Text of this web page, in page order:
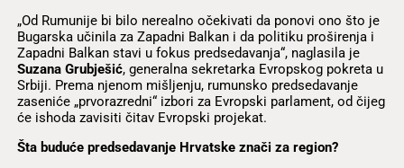
„Od Rumunije bi bilo nerealno očekivati da ponovi ono što je
Bugarska učinila za Zapadni Balkan i da politiku proširenja i
Zapadni Balkan stavi u fokus predsedavanja“, naglasila je
Suzana Grubješić, generalna sekretarka Evropskog pokreta u
Srbiji. Prema njenom mišljenju, rumunsko predsedavanje
zaseniće „prvorazredni“ izbori za Evropski parlament, od čijeg
će ishoda zavisiti čitav Evropski projekat.
Šta buduće predsedavanje Hrvatske znači za region?